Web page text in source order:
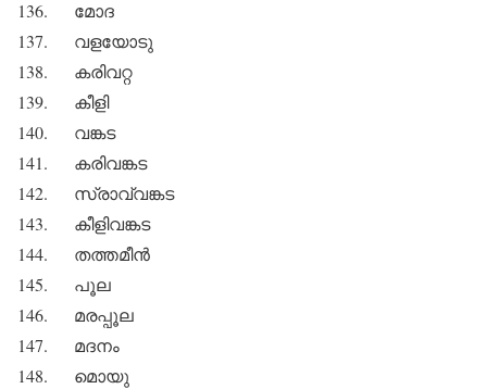
136. മോദ
137. വളയോടു
138. കരിവറ്റ
139. കീളി
140. വങ്കട
141. കരിവങ്കട
142. സ്രാവ്‌വങ്കട
143. കീളിവങ്കട
144. തത്തമീന്‍
145. പൂല
146. മരപ്പൂല
147. മദനം
148. മൊയു